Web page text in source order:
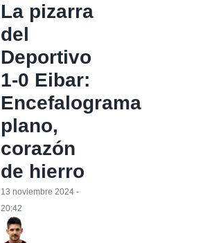
La pizarra
del
Deportivo
1-0 Eibar:
Encefalograma
plano,
corazón
de hierro
13 noviembre 2024 -
20:42